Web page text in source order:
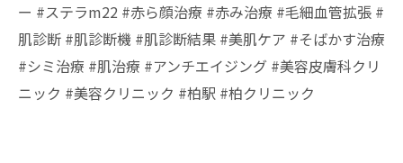
ー #ステラm22 #赤ら顔治療 #赤み治療 #毛細血管拡張 #
肌診断 #肌診断機 #肌診断結果 #美肌ケア #そばかす治療
#シミ治療 #肌治療 #アンチエイジング #美容皮膚科クリ
ニック #美容クリニック #柏駅 #柏クリニック